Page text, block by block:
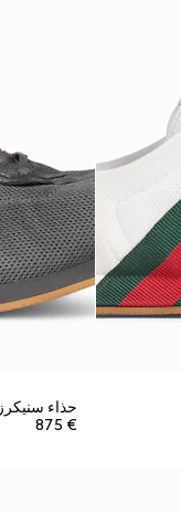
حذاء سنيكرز Gucci Tempo للرجال
€ 875